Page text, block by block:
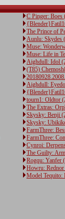
C Pinger: Boes
The Prince of
Aunlu: Skydes
Muse:
Muse: Life in
Aighdull: Idol
(T85)
Aighdull:
tourn1: Oldtor
The Extras:
Skysky: Benji
Skysky:
FarmThree:
FarmThree:
Cynroi:
The Guilty:
Rogqu: Yanfer
Howru:
Model Tequito: